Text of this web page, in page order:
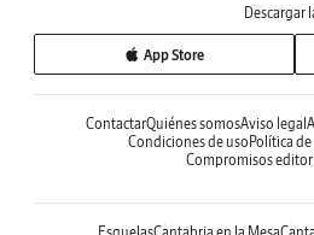
Descargar
App Store
ContactarQuiénes somosAviso legal
Condiciones de uso Política
Compromisos